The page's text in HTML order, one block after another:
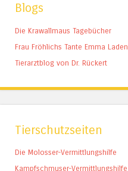
Blogs
Die Krawallmaus Tagebücher
Frau Fröhlichs Tante Emma Laden
Tierarztblog von Dr. Rückert
Tierschutzseiten
Die Molosser-Vermittlungshilfe
Kampfschmuser-Vermittlungshilfe